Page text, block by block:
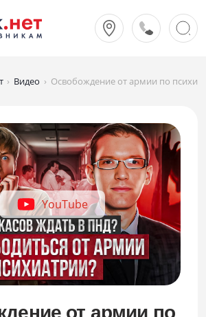
› Видео › Освобождение от армии по
YouTube
от армии по